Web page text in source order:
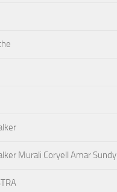
Murali Coryell Amar Sundy